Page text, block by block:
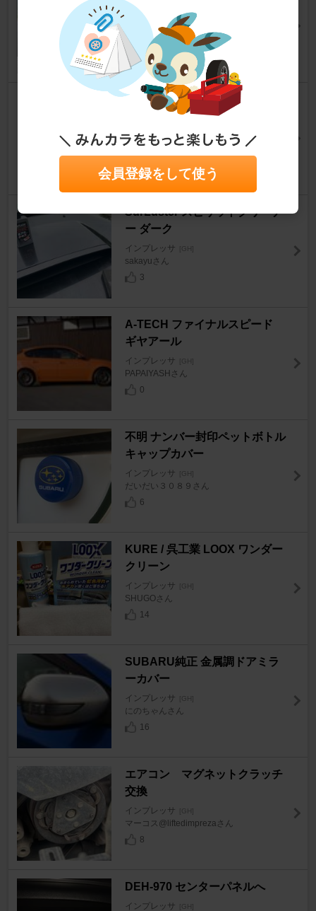
インプレッサ
たいぞう(レガぞ～)さん
POLY-LACK POLY-LACK
Cyunさん
1
SurLuster スピリットクリーナ
ー ダーク
インプレッサ [GH]
sakayuさん
3
A-TECH ファイナルスピード
ギヤアール
インプレッサ [GH]
PAPAIYASHさん
0
不明 ナンバー封印ペットボトル
キャップカバー
インプレッサ [GH]
だいだい３０８９さん
6
KURE / 呉工業 LOOX ワンダー
クリーン
インプレッサ [GH]
SHUGOさん
14
SUBARU純正 金属調ドアミラ
ーカバー
インプレッサ [GH]
にのちゃんさん
16
エアコン マグネットクラッチ
交換
インプレッサ [GH]
マーコス@liftedimprezaさん
8
DEH-970 センターパネルへ
インプレッサ [GH]
会員登録をして使う